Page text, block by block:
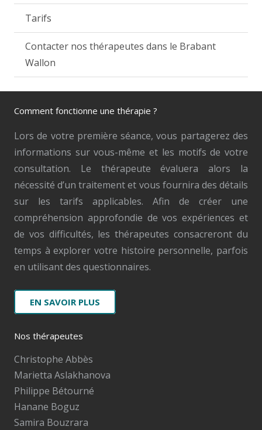
Tarifs
Contacter nos thérapeutes dans le Brabant
Wallon
Comment fonctionne une thérapie ?
Lors de votre première séance, vous partagerez des
informations sur vous-même et les motifs de votre
consultation. Le thérapeute évaluera alors la
nécessité d’un traitement et vous fournira des détails
sur les tarifs applicables. Afin de créer une
compréhension approfondie de vos expériences et
de vos difficultés, les thérapeutes consacreront du
temps à explorer votre histoire personnelle, parfois
en utilisant des questionnaires.
EN SAVOIR PLUS
Nos thérapeutes
Christophe Abbès
Marietta Aslakhanova
Philippe Bétourné
Hanane Boguz
Samira Bouzrara